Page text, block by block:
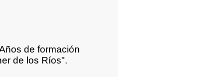
de formación
de los Ríos".